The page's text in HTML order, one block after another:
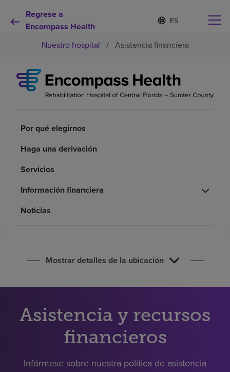
Regrese a
Encompass Health
Lista
de
contraída
d
o
e
l
Por qué debe elegirnos
Pacientes y cuidadores
Acerca de nosotros
Pagar mi factura
Nuestro hospital / Asistencia financiera
Por qué elegirnos
Haga una derivación
Servicios
Información financiera
Noticias
Mostrar detalles de la ubicación
Asistencia y recursos
financieros
Infórmese sobre nuestra política de asistencia